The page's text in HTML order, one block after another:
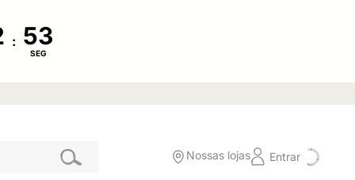
:
SEG
Nossas lojas Entrar